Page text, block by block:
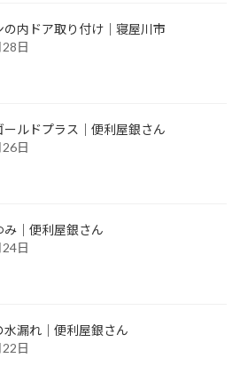
の内ドア取り付け｜寝屋川市
日
ールドプラス｜便利屋銀さん
日
み｜便利屋銀さん
日
水漏れ｜便利屋銀さん
日